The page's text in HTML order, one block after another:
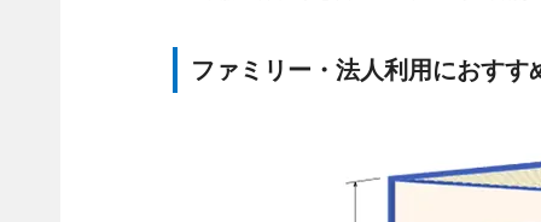
ファミリー・法人利用におすす